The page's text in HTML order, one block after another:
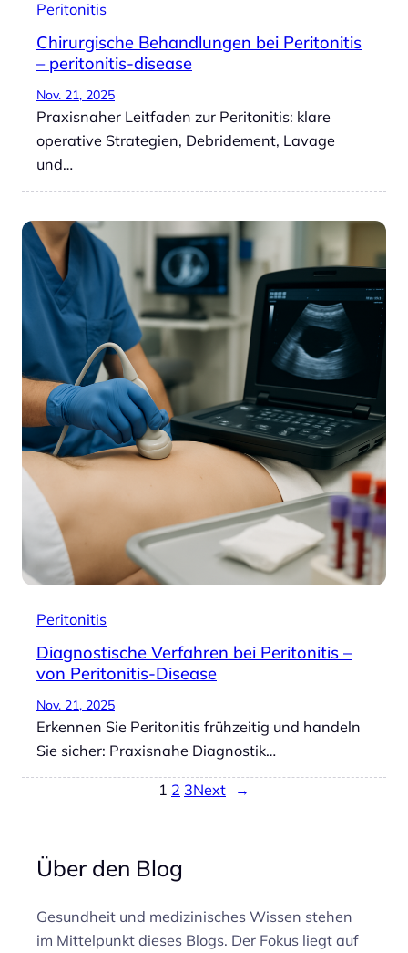
Peritonitis
Chirurgische Behandlungen bei Peritonitis
– peritonitis-disease
Nov. 21, 2025
Praxisnaher Leitfaden zur Peritonitis: klare
operative Strategien, Debridement, Lavage
und…
Peritonitis
Diagnostische Verfahren bei Peritonitis –
von Peritonitis-Disease
Nov. 21, 2025
Erkennen Sie Peritonitis frühzeitig und handeln
Sie sicher: Praxisnahe Diagnostik…
1 2 3Next →
Über den Blog
Gesundheit und medizinisches Wissen stehen
im Mittelpunkt dieses Blogs. Der Fokus liegt auf